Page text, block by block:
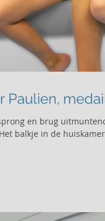
Paulien,
en brug
balkje in de